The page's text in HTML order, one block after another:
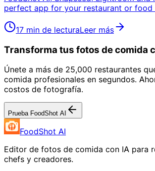
perfect app for your restaurant or food
17 min de lecturaLeer más
Transforma tus fotos de comida
Únete a más de 25,000 restaurantes
comida profesionales en segundos.
costos de fotografía.
Prueba FoodShot AI
FoodShot AI
Editor de fotos de comida con IA para
chefs y creadores.